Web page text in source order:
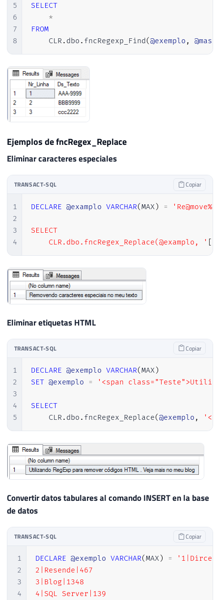
5
6
7
8
SELECT
*
FROM
    CLR
. dbo . fncRegexp_Find(@exemplo ,
Ejemplos de fncRegex_Replace
Eliminar caracteres especiales
TRANSACT-SQL Copiar
1
2
3
4
DECLARE @examplo VARCHAR(MAX) =
SELECT
    CLR.dbo.fncRegex_Replace(@examplo, '
[
Eliminar etiquetas HTML
TRANSACT-SQL Copiar
1
2
3
4
5
DECLARE @exemplo VARCHAR(MAX)
SET @exemplo = '<span
SELECT
    CLR
. dbo . fncRegex_Replace(@exemplo ,
Convertir datos tabulares al comando INSERT en la base
de datos
TRANSACT-SQL Copiar
1
2
3
4
DECLARE @exemplo VARCHAR(MAX) =
2|Resende|467
3|Blog|1348
4|SQL Server|139